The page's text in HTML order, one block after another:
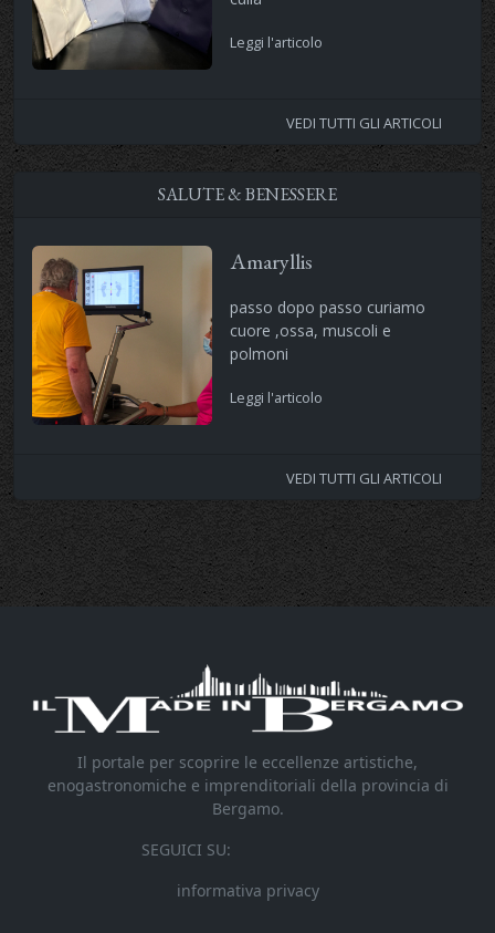
Leggi l'articolo
VEDI TUTTI GLI ARTICOLI
SALUTE & BENESSERE
Amaryllis
passo dopo passo curiamo
cuore ,ossa, muscoli e
polmoni
Leggi l'articolo
VEDI TUTTI GLI ARTICOLI
Il portale per scoprire le eccellenze artistiche,
enogastronomiche e imprenditoriali della provincia di
Bergamo.
SEGUICI SU:
informativa privacy